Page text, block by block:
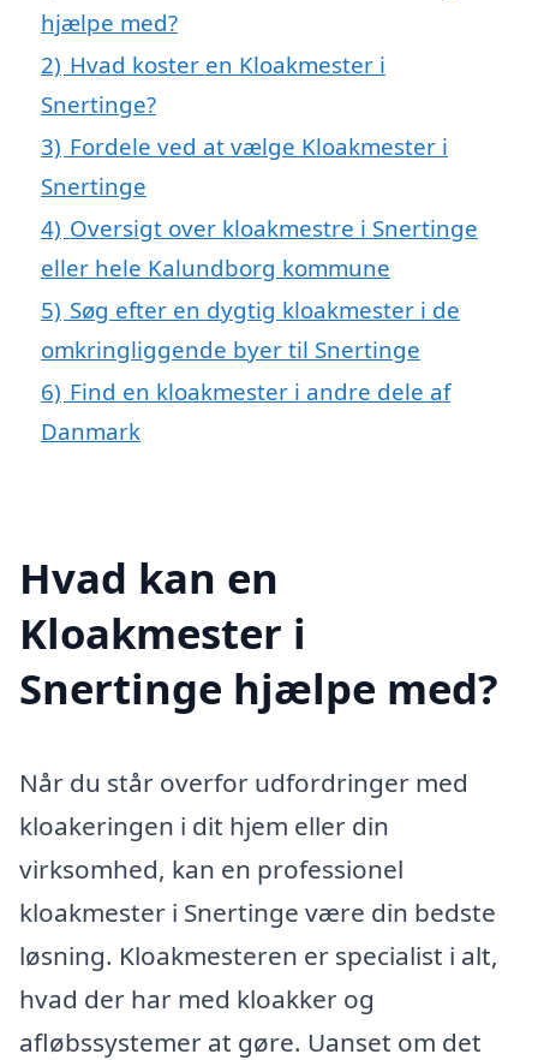
hjælpe med?
2) Hvad koster en Kloakmester i
Snertinge?
3) Fordele ved at vælge Kloakmester i
Snertinge
4) Oversigt over kloakmestre i Snertinge
eller hele Kalundborg kommune
5) Søg efter en dygtig kloakmester i de
omkringliggende byer til Snertinge
6) Find en kloakmester i andre dele af
Danmark
Hvad kan en
Kloakmester i
Snertinge hjælpe med?
Når du står overfor udfordringer med
kloakeringen i dit hjem eller din
virksomhed, kan en professionel
kloakmester i Snertinge være din bedste
løsning. Kloakmesteren er specialist i alt,
hvad der har med kloakker og
afløbssystemer at gøre. Uanset om det